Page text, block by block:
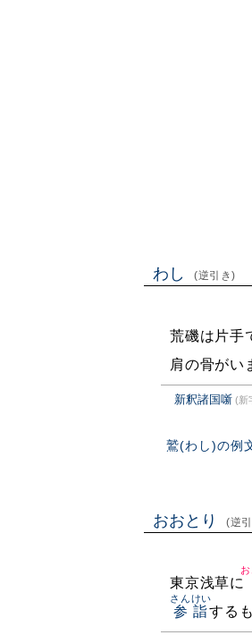
わし (逆引き)
荒磯は片手
肩の骨がい
新釈諸国噺 (新
鷲(わし)の例
おおとり (逆
東京浅草に
参詣
さんけい
する